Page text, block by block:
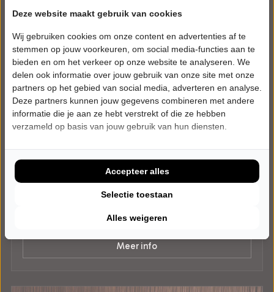
ZONDAG 10 JANUARI 2027 • 15:00 UUR
Tickets
Meer info
Deze website maakt gebruik van cookies
Wij gebruiken cookies om onze content en advertenties af te
stemmen op jouw voorkeuren, om social media-functies aan te
bieden en om het verkeer op onze website te analyseren. We
delen ook informatie over jouw gebruik van onze site met onze
partners op het gebied van social media, adverteren en analyse.
Deze partners kunnen jouw gegevens combineren met andere
informatie die je aan ze hebt verstrekt of die ze hebben
verzameld op basis van jouw gebruik van hun diensten.
Alles weigeren
Selectie toestaan
Accepteer alles